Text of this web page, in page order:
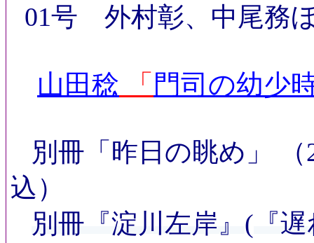
01号 外村彰、中尾務
山田稔 「 門司の幼少
別冊「昨日の眺め」
込）
別冊『淀川左岸』 ( 『